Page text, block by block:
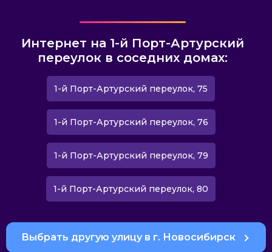
Интернет на 1-й Порт-Артурский
переулок в соседних домах:
1-й Порт-Артурский переулок, 75
1-й Порт-Артурский переулок, 76
1-й Порт-Артурский переулок, 79
1-й Порт-Артурский переулок, 80
Выбрать другую улицу в г. Новосибирск